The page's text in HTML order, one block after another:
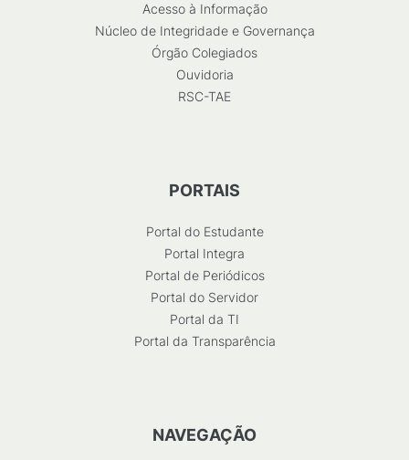
Acesso à Informação
Núcleo de Integridade e Governança
Órgão Colegiados
Ouvidoria
RSC-TAE
PORTAIS
Portal do Estudante
Portal Integra
Portal de Periódicos
Portal do Servidor
Portal da TI
Portal da Transparência
NAVEGAÇÃO